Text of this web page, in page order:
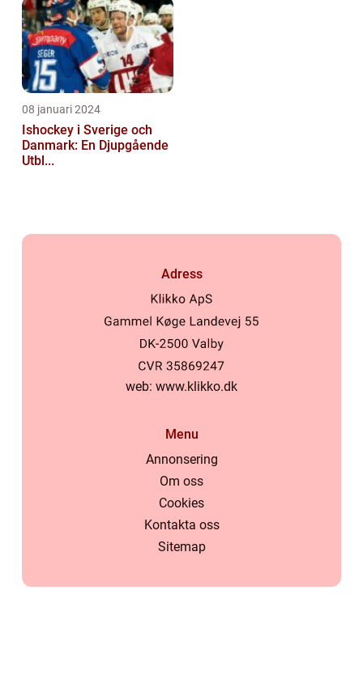
08 januari 2024
Ishockey i Sverige och
Danmark: En Djupgående
Utbl...
Adress
web: www.klikko.dk
Menu
Annonsering
Om oss
Cookies
Kontakta oss
Sitemap